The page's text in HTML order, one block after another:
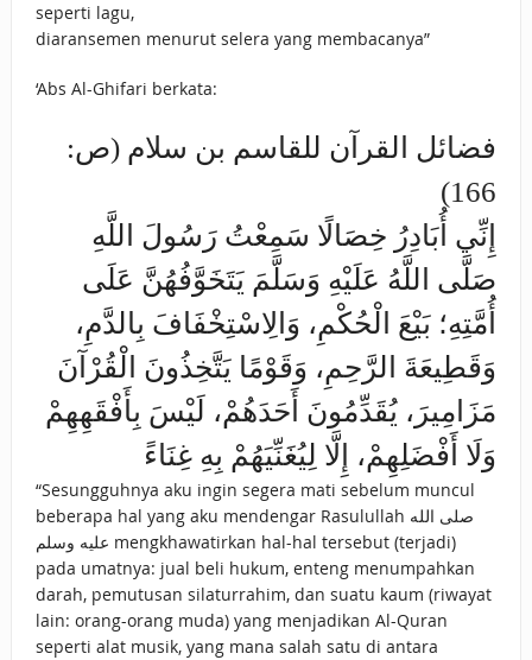
seperti lagu,
diaransemen menurut selera yang membacanya”
‘Abs Al-Ghifari berkata:
فضائل القرآن للقاسم بن سلام (ص:
166)
إِنِّي أُبَادِرُ خِصَالًا سَمِعْتُ رَسُولَ اللَّهِ
صَلَّى اللَّهُ عَلَيْهِ وَسَلَّمَ يَتَخَوَّفُهُنَّ عَلَى
أُمَّتِهِ؛ بَيْعَ الْحُكْمِ، وَالِاسْتِخْفَافَ بِالدَّمِ،
وَقَطِيعَةَ الرَّحِمِ، وَقَوْمًا يَتَّخِذُونَ الْقُرْآنَ
مَزَامِيرَ، يُقَدِّمُونَ أَحَدَهُمْ، لَيْسَ بِأَفْقَهِهِمْ
وَلَا أَفْضَلِهِمْ، إِلَّا لِيُغَنِّيَهُمْ بِهِ غِنَاءً
“Sesungguhnya aku ingin segera mati sebelum muncul
beberapa hal yang aku mendengar Rasulullah صلى الله
عليه وسلم mengkhawatirkan hal-hal tersebut (terjadi)
pada umatnya: jual beli hukum, enteng menumpahkan
darah, pemutusan silaturrahim, dan suatu kaum (riwayat
lain: orang-orang muda) yang menjadikan Al-Quran
seperti alat musik, yang mana salah satu di antara